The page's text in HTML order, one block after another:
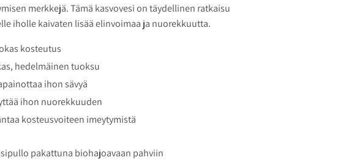
merkkejä. Tämä kasvovesi on täydellinen ratkaisu
iholle kaivaten lisää elinvoimaa ja nuorekkuutta.
kosteutus
hedelmäinen tuoksu
ihon sävyä
ihon nuorekkuuden
kosteusvoiteen imeytymistä
pakattuna biohajoavaan pahviin